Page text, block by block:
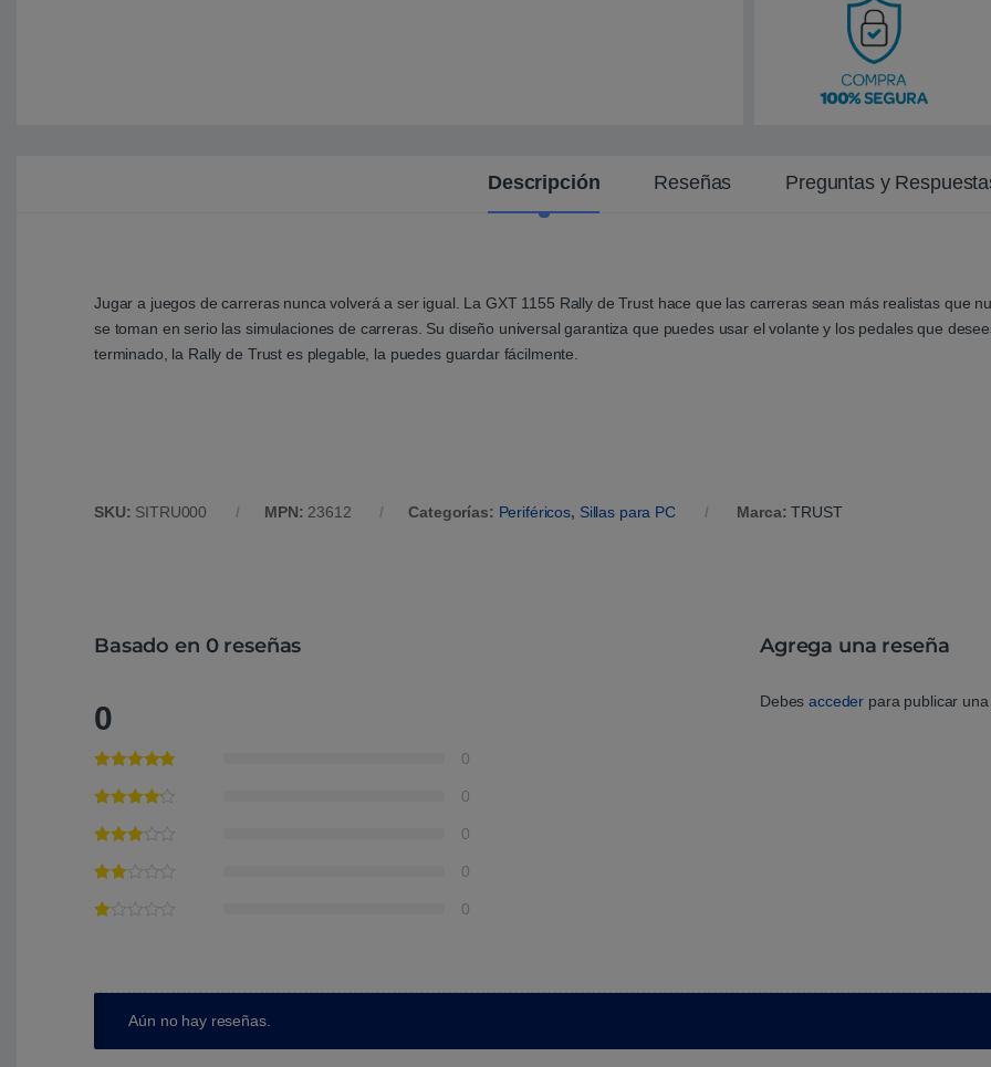
Descripción Reseñas Preguntas y
Jugar a juegos de carreras nunca volverá a ser igual. La GXT 1155 Rally de Trust hace que las carreras sean más realistas que
se toman en serio las simulaciones de carreras. Su diseño universal garantiza que puedes usar el volante y los pedales que
terminado, la Rally de Trust es plegable, la puedes guardar fácilmente.
SKU: SITRU000 MPN: 23612 Categorías: Periféricos, Sillas para PC Marca:TRUST
Basado en 0 reseñas
0
0
0
0
0
0
Agrega una reseña
Debesacceder para publicar
Aún no hay reseñas.